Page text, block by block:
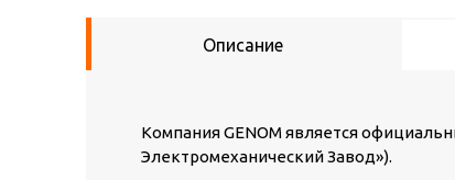
Описание
Компания GENOM является
Электромеханический Завод»).